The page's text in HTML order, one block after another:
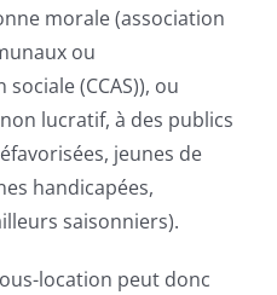
morale (association
ou
(CCAS)), ou
lucratif, à des publics
jeunes de
handicapées,
saisonniers).
location peut donc